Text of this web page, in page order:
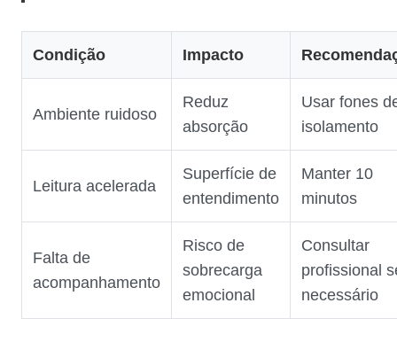
Condição Impacto
Ambiente ruidoso
Reduz
absorção
Usar fones
isolamento
Leitura acelerada
Superfície de
entendimento
Manter 10
minutos
Falta de
acompanhamento
Risco de
sobrecarga
emocional
Consultar
profissional
necessário